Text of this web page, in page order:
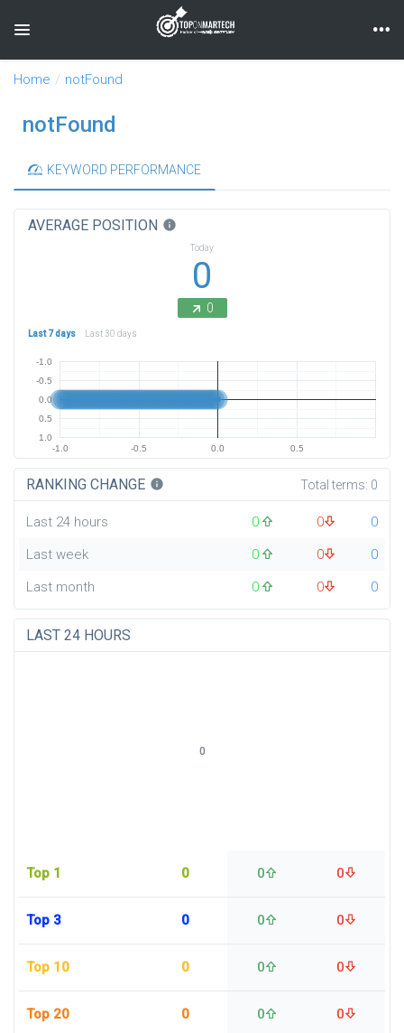
Toggle navigation
Home notFound
notFound
KEYWORD PERFORMANCE
AVERAGE POSITION info
Today
0
0
Last 7 days Last 30 days
-1.0 -0.5 0.0 0.5
-1.0
-0.5
0.0
0.5
1.0
RANKING CHANGE info Total terms: 0
Last 24 hours 0 0
0
Last week
0 0
0
Last month
0 0 0
LAST 24 HOURS
Top 1 0 0 0
Top 3 0 0 0
Top 10 0 0 0
Top 20 0 0 0
0